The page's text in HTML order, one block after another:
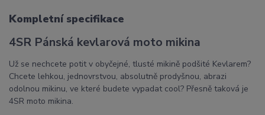
Kompletní specifikace
4SR Pánská kevlarová moto mikina
Už se nechcete potit v obyčejné, tlusté mikině podšité Kevlarem?
Chcete lehkou, jednovrstvou, absolutně prodyšnou, abrazi
odolnou mikinu, ve které budete vypadat cool? Přesně taková je
4SR moto mikina.